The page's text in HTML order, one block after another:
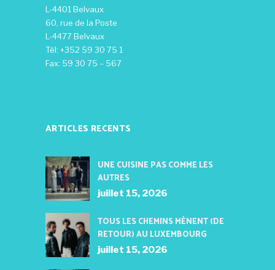
L-4401 Belvaux
60, rue de la Poste
L-4477 Belvaux
Tél: +352 59 30 75 1
Fax: 59 30 75 – 567
ARTICLES RECENTS
UNE CUISINE PAS COMME LES
AUTRES
juillet 15, 2026
TOUS LES CHEMINS MÈNENT (DE
RETOUR) AU LUXEMBOURG
juillet 15, 2026